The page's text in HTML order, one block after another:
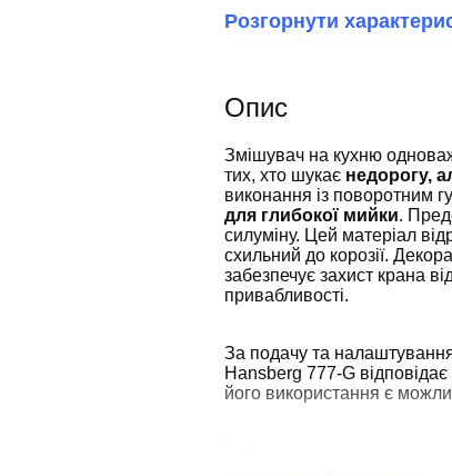
Розгорнути
Опис
Змішувач на кухню
тих, хто шукає недорогу,
виконання із поворотним
для глибокої мийки.
силуміну. Цей матеріал
схильний до корозії.
забезпечує захист крана
привабливості.
За подачу та
Hansberg 777-G відповідає
його використання є